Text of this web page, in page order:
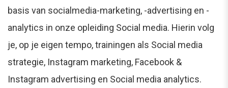
basis van socialmedia-marketing, -advertising en -
analytics in onze opleiding Social media. Hierin volg
je, op je eigen tempo, trainingen als Social media
strategie, Instagram marketing, Facebook &
Instagram advertising en Social media analytics.